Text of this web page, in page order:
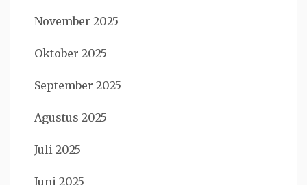
November 2025
Oktober 2025
September 2025
Agustus 2025
Juli 2025
Juni 2025